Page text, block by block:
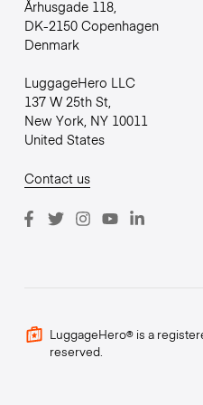
Århusgade 118,
DK-2150 Copenhagen
Denmark
LuggageHero LLC
137 W 25th St,
New York, NY 10011
United States
Contact us
LuggageHero® is a
reserved.